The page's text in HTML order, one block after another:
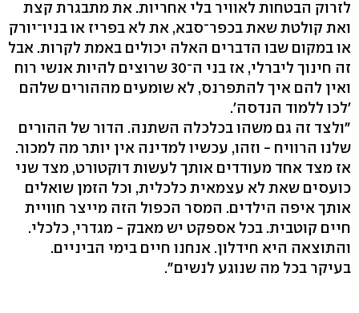
לזרוק הבטחות לאוויר בלי אחריות. את מתבגרת קצת
ואת קולטת שאת בכפר־סבא, את לא בפריז או בניו־יורק
או במקום שבו הדברים האלה יכולים באמת לקרות. אבל
זה חינוך ליברלי, אז בני ה־30 שרוצים להיות אנשי רוח
ואין להם איך להתפרנס, לא שומעים מההורים שלהם
'לכו ללמוד הנדסה'.
"ולצד זה גם משהו בכלכלה השתנה. הדור של ההורים
שלנו הרוויח - וזהו, עכשיו למדינה אין יותר מה למכור.
אז מצד אחד מעודדים אותך לעשות דוקטורט, מצד שני
כועסים שאת לא עצמאית כלכלית, וכל הזמן שואלים
אותך איפה הילדים. המסר הכפול הזה מייצר חוויית
חיים קוטבית. בכל אספקט יש מאבק - מגדרי, כלכלי.
והתוצאה היא חידלון. אנחנו חיים בימי הביניים.
בעיקר בכל מה שנוגע לנשים".